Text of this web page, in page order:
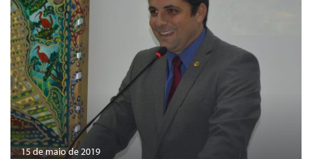
LER MAIS
15 de maio de 2019